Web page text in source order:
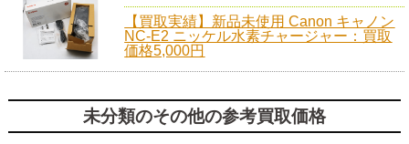
【買取実績】新品未使用 Canon キャノン
NC-E2 ニッケル水素チャージャー：買取
価格5,000円
未分類のその他の参考買取価格